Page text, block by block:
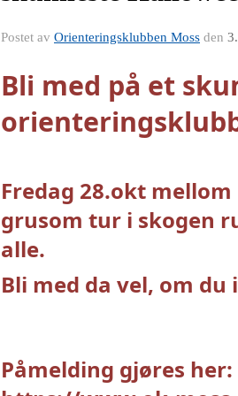
Postet av Orienteringsklubben Moss den
Bli med på et
Fredag 28.okt
grusom tur i skogen
alle.
Bli med da vel, om
Påmelding gjøres her: